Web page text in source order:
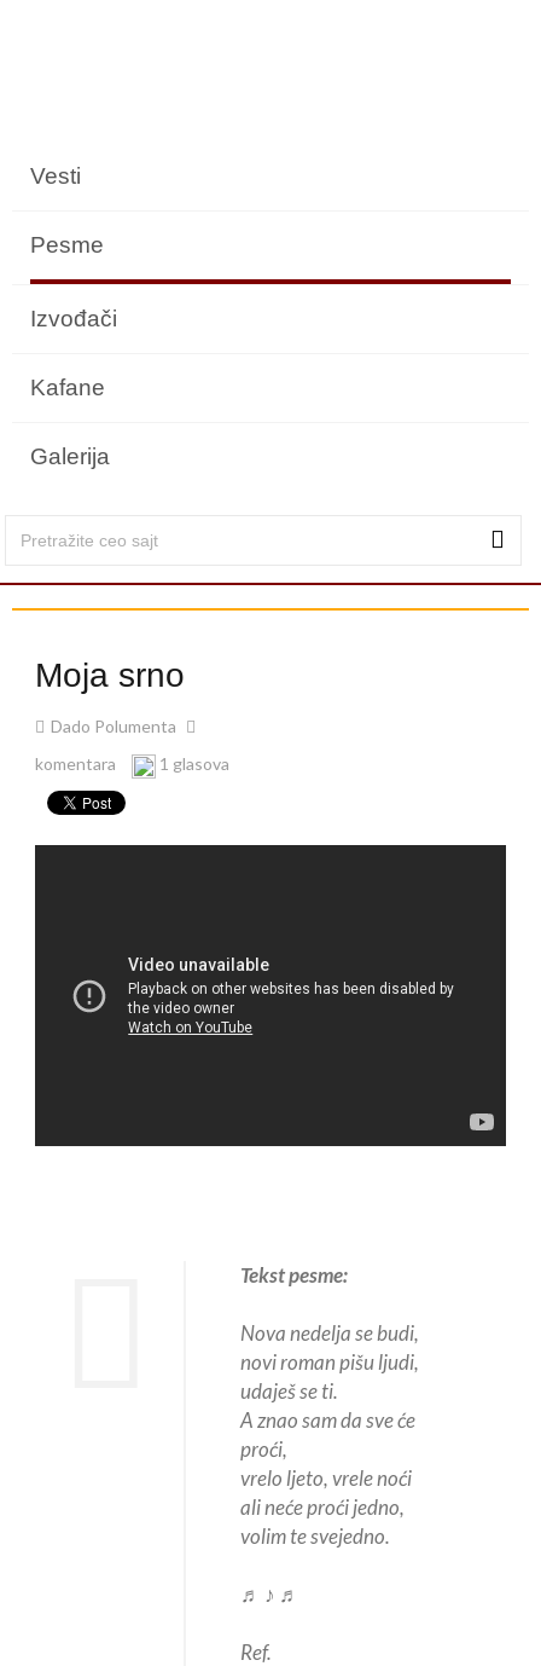
Vesti
Pesme
Izvođači
Kafane
Galerija
Moja srno
Dado Polumenta
komentara
1 glasova
Tekst pesme:
Nova nedelja se budi,
novi roman pišu ljudi,
udaješ se ti.
A znao sam da sve će
proći,
vrelo ljeto, vrele noći
ali neće proći jedno,
volim te svejedno.
♬ ♪ ♬
Ref.